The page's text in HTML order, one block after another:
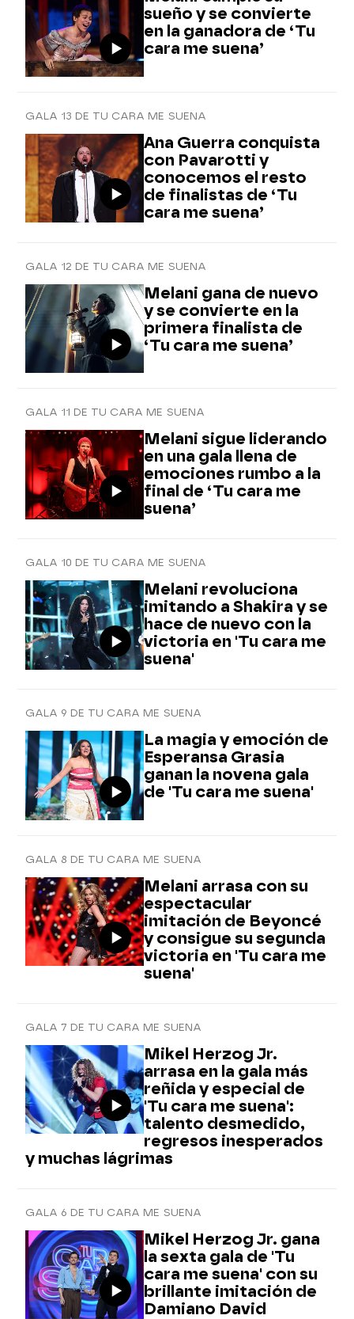
sueño y se convierte
en la ganadora de ‘Tu
cara me suena’
GALA 13 DE TU CARA ME SUENA
Ana Guerra conquista
con Pavarotti y
conocemos el resto
de finalistas de ‘Tu
cara me suena’
GALA 12 DE TU CARA ME SUENA
Melani gana de nuevo
y se convierte en la
primera finalista de
‘Tu cara me suena’
GALA 11 DE TU CARA ME SUENA
Melani sigue liderando
en una gala llena de
emociones rumbo a la
final de ‘Tu cara me
suena’
GALA 10 DE TU CARA ME SUENA
Melani revoluciona
imitando a Shakira y se
hace de nuevo con la
victoria en 'Tu cara me
suena'
GALA 9 DE TU CARA ME SUENA
La magia y emoción de
Esperansa Grasia
ganan la novena gala
de 'Tu cara me suena'
GALA 8 DE TU CARA ME SUENA
Melani arrasa con su
espectacular
imitación de Beyoncé
y consigue su segunda
victoria en 'Tu cara me
suena'
GALA 7 DE TU CARA ME SUENA
Mikel Herzog Jr.
arrasa en la gala más
reñida y especial de
'Tu cara me suena':
talento desmedido,
regresos inesperados
y muchas lágrimas
GALA 6 DE TU CARA ME SUENA
Mikel Herzog Jr. gana
la sexta gala de 'Tu
cara me suena' con su
brillante imitación de
Damiano David